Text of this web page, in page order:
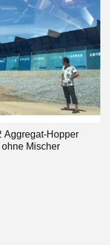
Aggregat-Hopper
Mischer